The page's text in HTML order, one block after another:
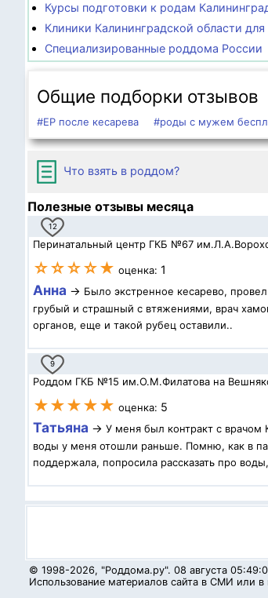
Курсы подготовки к родам
Клиники Калининградской области
Специализированные роддома России
Общие подборки отзывов
#ЕР после кесарева #роды с мужем
Что взять в роддом?
Полезные отзывы месяца
12
Перинатальный центр ГКБ №67
☆☆☆☆★ оценка: 1
Анна → Было экстренное кесарево,
грубый и страшный с втяжениями, врач
органов, еще и такой рубец оставили..
9
Роддом ГКБ №15 им.О.М.Филатова на
★★★★★ оценка: 5
Татьяна → У меня был контракт с
воды у меня отошли раньше. Помню, как в
поддержала, попросила рассказать про
© 1998-2026, "Роддома.ру". 08 августа
Использование материалов сайта в СМИ или